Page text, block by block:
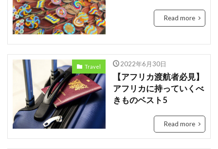
Read more
Travel 2022年6月30日
【アフリカ渡航者必見】
アフリカに持っていくべ
きものベスト5
Read more
予測
二酸化炭素
和訳
土 場所
Senegal
Ecommerce
education
Elon Musk
English
environment Europe
Digital
Eコマース
Feature female
FIntech
founders
France fraud
future
Discrimination
Conversation
Ghana
Artist
2023年
alright